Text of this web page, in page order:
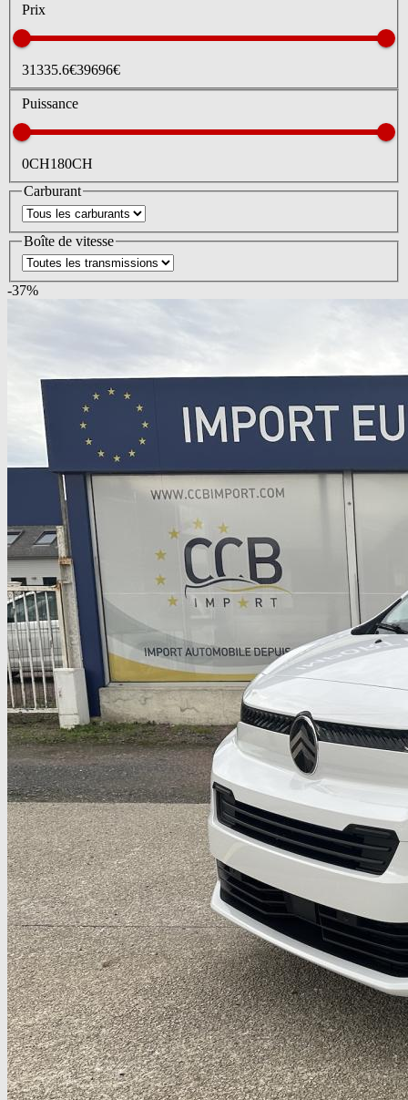
Prix
31335.6€39696€
Puissance
0CH180CH
Carburant
Boîte de vitesse
-37%